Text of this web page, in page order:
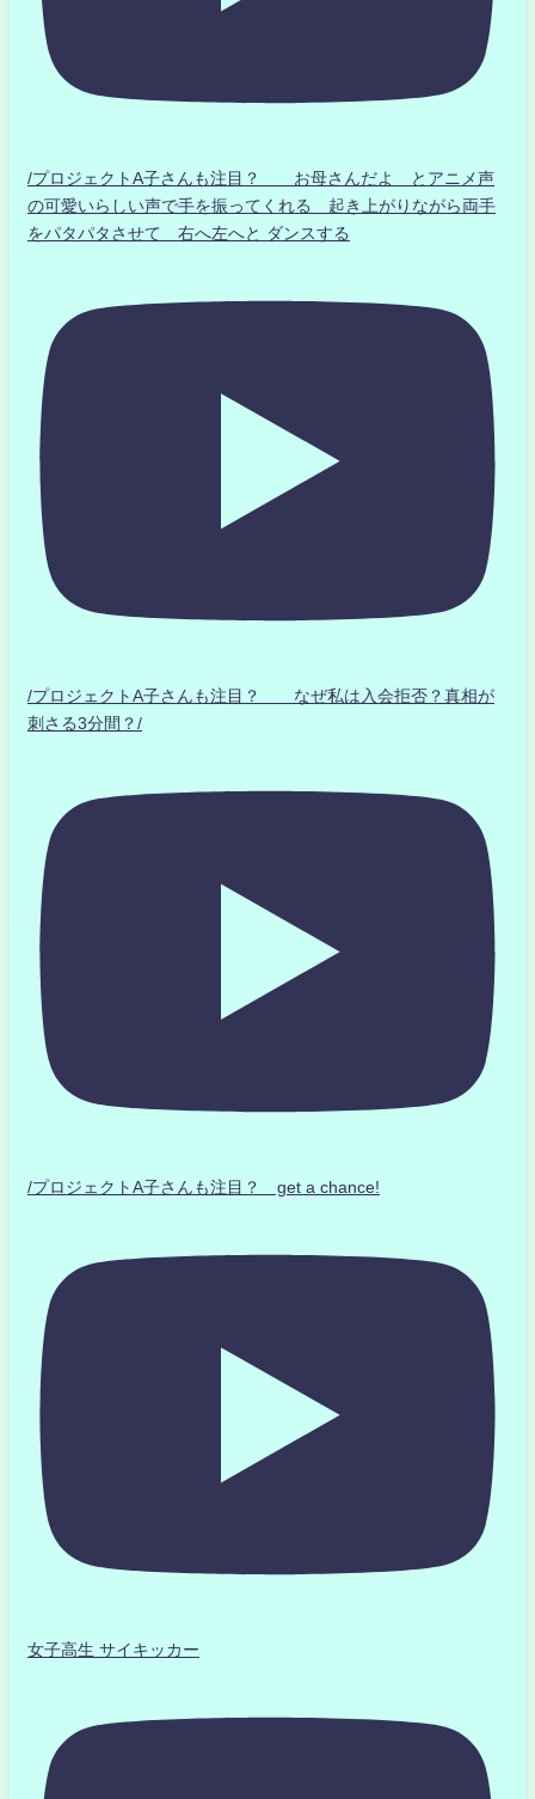
/プロジェクトA子さんも注目？ お母さんだよ とアニメ声
の可愛いらしい声で手を振ってくれる 起き上がりながら両手
をパタパタさせて 右へ左へと ダンスする
/プロジェクトA子さんも注目？ なぜ私は入会拒否？真相が
刺さる3分間？/
/プロジェクトA子さんも注目？ get a chance!
女子高生 サイキッカー